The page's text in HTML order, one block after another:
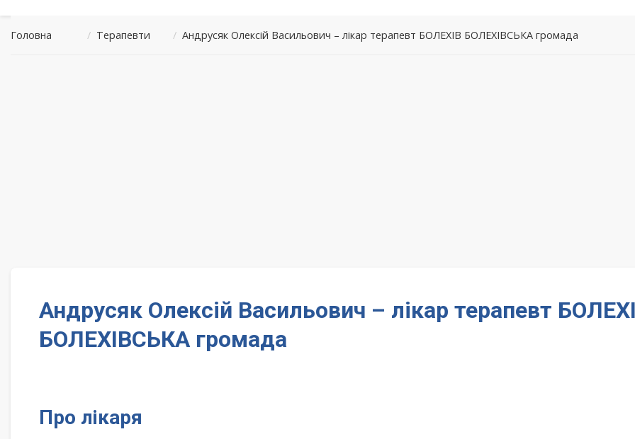
Головна / Терапевти / Андрусяк Олексій Васильович – лікар терапевт БОЛЕХІВ БОЛЕХІВСЬКА громада
Андрусяк Олексій Васильович – лікар терапевт
БОЛЕХІВСЬКА громада
Про лікаря